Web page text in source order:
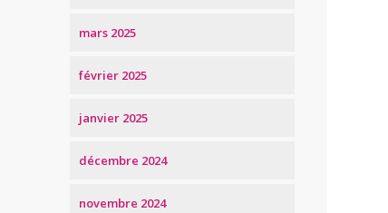
mars 2025
février 2025
janvier 2025
décembre 2024
novembre 2024